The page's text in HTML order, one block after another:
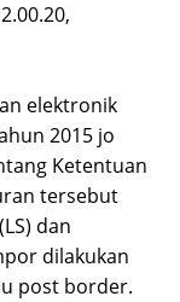
elektronik
2015 jo
Ketentuan
tersebut
dan
dilakukan
post border.